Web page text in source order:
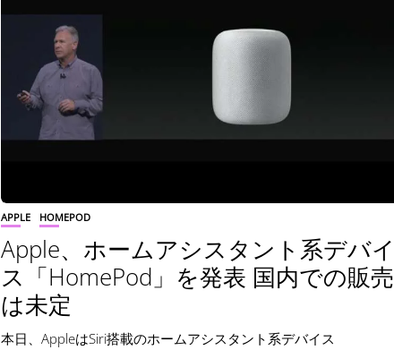
APPLE HOMEPOD
Apple、ホームアシスタント系デバイ
ス「HomePod」を発表 国内での販売
は未定
本日、AppleはSiri搭載のホームアシスタント系デバイス